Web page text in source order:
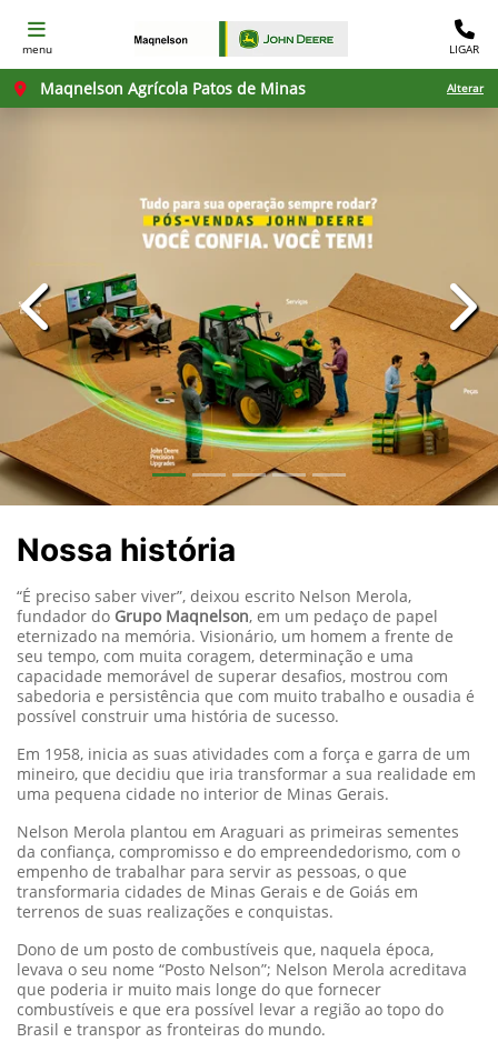
menu LIGAR
Maqnelson Agrícola Patos de Minas Alterar
templates.template-
Nossa história
“É preciso saber viver”, deixou escrito Nelson Merola,
fundador do Grupo Maqnelson, em um pedaço de papel
eternizado na memória. Visionário, um homem a frente de
seu tempo, com muita coragem, determinação e uma
capacidade memorável de superar desafios, mostrou com
sabedoria e persistência que com muito trabalho e ousadia é
possível construir uma história de sucesso.
Em 1958, inicia as suas atividades com a força e garra de um
mineiro, que decidiu que iria transformar a sua realidade em
uma pequena cidade no interior de Minas Gerais.
Nelson Merola plantou em Araguari as primeiras sementes
da confiança, compromisso e do empreendedorismo, com o
empenho de trabalhar para servir as pessoas, o que
transformaria cidades de Minas Gerais e de Goiás em
terrenos de suas realizações e conquistas.
Dono de um posto de combustíveis que, naquela época,
levava o seu nome “Posto Nelson”; Nelson Merola acreditava
que poderia ir muito mais longe do que fornecer
combustíveis e que era possível levar a região ao topo do
Brasil e transpor as fronteiras do mundo.